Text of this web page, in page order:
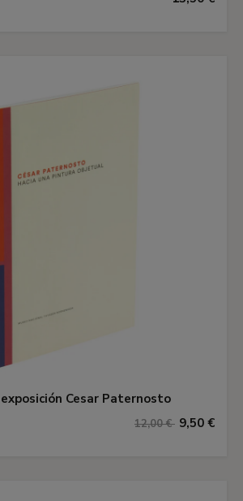
Cesar Paternosto
12,00 € 9,50 €